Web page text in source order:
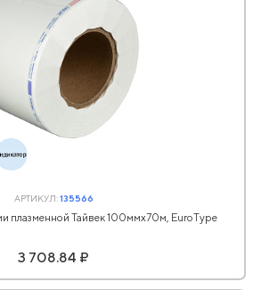
АРТИКУЛ:135566
плазменной Тайвек 100ммx70м, EuroType
3 708.84 ₽